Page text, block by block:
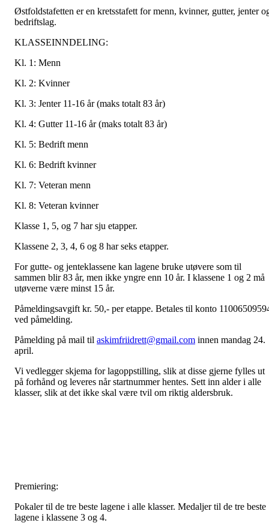
Østfoldstafetten er en kretsstafett for menn, kvinner, gutter, jenter
bedriftslag.
KLASSEINNDELING:
Kl. 1: Menn
Kl. 2: Kvinner
Kl. 3: Jenter 11-16 år (maks totalt 83 år)
Kl. 4: Gutter 11-16 år (maks totalt 83 år)
Kl. 5: Bedrift menn
Kl. 6: Bedrift kvinner
Kl. 7: Veteran menn
Kl. 8: Veteran kvinner
Klasse 1, 5, og 7 har sju etapper.
Klassene 2, 3, 4, 6 og 8 har seks etapper.
For gutte- og jenteklassene kan lagene bruke utøvere som til
sammen blir 83 år, men ikke yngre enn 10 år. I klassene 1 og 2 må
utøverne være minst 15 år.
Påmeldingsavgift kr. 50,- per etappe. Betales til konto
ved påmelding.
Påmelding på mail til askimfriidrett@gmail.com innen mandag 24.
april.
Vi vedlegger skjema for lagoppstilling, slik at disse gjerne fylles ut
på forhånd og leveres når startnummer hentes. Sett inn alder i alle
klasser, slik at det ikke skal være tvil om riktig aldersbruk.
Premiering:
Pokaler til de tre beste lagene i alle klasser. Medaljer til de tre beste
lagene i klassene 3 og 4.